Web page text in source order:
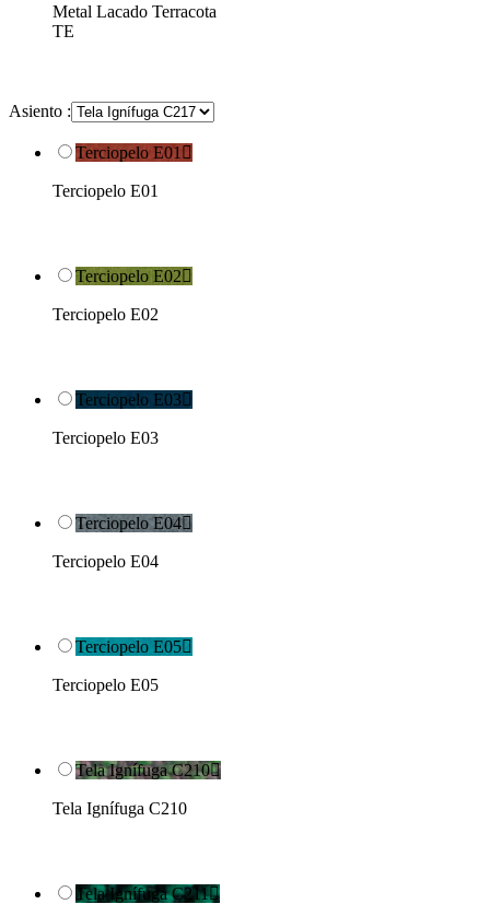
Metal Lacado Terracota
TE
Asiento :
Terciopelo E01 
Terciopelo E01
Terciopelo E02
Terciopelo E02
Terciopelo E03
Terciopelo E03
Terciopelo E04
Terciopelo E04
Terciopelo E05
Terciopelo E05
Tela Ignífuga C210
Tela Ignífuga C210
Tela Ignífuga C211